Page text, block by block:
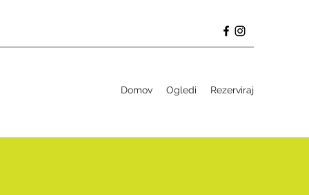
Domov Ogledi Rezerviraj